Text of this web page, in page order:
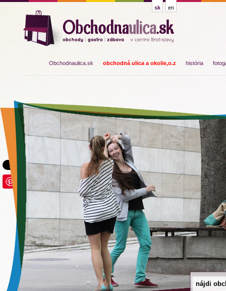
Save
sk en
Obchodnaulica.sk obchodná ulica a okolie,o.z história